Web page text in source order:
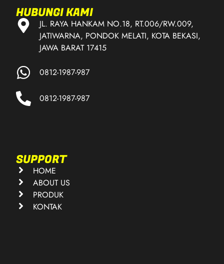
HUBUNGI KAMI
JL. RAYA HANKAM NO.18, RT.006/RW.009,
JATIWARNA, PONDOK MELATI, KOTA BEKASI,
JAWA BARAT 17415
0812-1987-987
0812-1987-987
SUPPORT
HOME
ABOUT US
PRODUK
KONTAK